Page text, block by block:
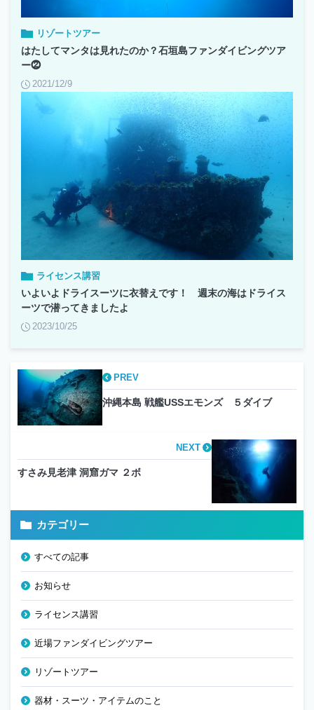
リゾートツアー
はたしてマンタは見れたのか？石垣島ファンダイビングツア
ー⓶
2021/12/9
ライセンス講習
いよいよドライスーツに衣替えです！ 週末の海はドライス
ーツで潜ってきましたよ
2023/10/25
PREV
沖縄本島 戦艦USSエモンズ ５ダイブ
NEXT
すさみ見老津 洞窟ガマ ２ボ
カテゴリー
すべての記事
お知らせ
ライセンス講習
近場ファンダイビングツアー
リゾートツアー
器材・スーツ・アイテムのこと